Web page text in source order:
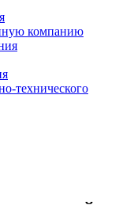
компанию
технического